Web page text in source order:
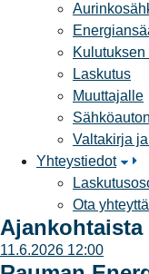
Kulutuksen
Laskutus
Muuttajalle
Valtakirja
Yhteystiedot
Ota yhteyttä
Ajankohtaista
11.6.2026 12:00